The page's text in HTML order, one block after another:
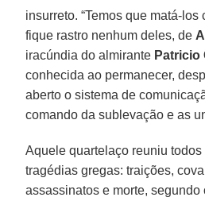
insurreto. “Temos que matá-
fique rastro nenhum deles, de
iracúndia do almirante Patricio
conhecida ao permanecer,
aberto o sistema de
comando da sublevação e as
Aquele quartelaço reuniu
tragédias gregas: traições,
assassinatos e morte,